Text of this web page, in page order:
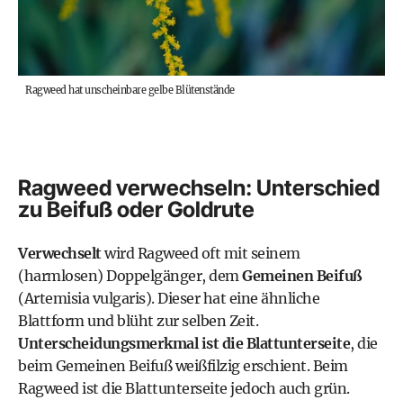
Ragweed hat unscheinbare gelbe Blütenstände
Ragweed verwechseln: Unterschied
zu Beifuß oder Goldrute
Verwechseltwird Ragweed oft mit seinem
(harmlosen) Doppelgänger, dem Gemeinen Beifuß
(Artemisia vulgaris). Dieser hat eine ähnliche
Blattform und blüht zur selben Zeit.
Unterscheidungsmerkmal ist die Blattunterseite, die
beim Gemeinen Beifuß weißfilzig erschient. Beim
Ragweed ist die Blattunterseite jedoch auch grün.